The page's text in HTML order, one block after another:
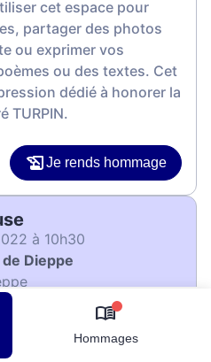
Hommages
cet espace pour
partager des photos
ou exprimer vos
ou des textes. Cet
dédié à honorer la
TURPIN.
Je rends hommage
à 10h30
Dieppe